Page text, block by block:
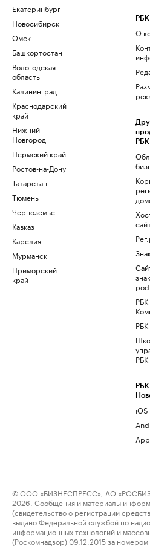
Екатеринбург
Новосибирск
Омск
Башкортостан
Вологодская
область
Калининград
Краснодарский
край
Нижний
Новгород
Пермский край
Ростов-на-Дону
Татарстан
Тюмень
Черноземье
Кавказ
Карелия
Мурманск
Приморский
край
РБК
О
РБК
РБК
РБК
РБК
iOS
© ООО «БИЗНЕСПРЕСС», АО
2026. Сообщения и материалы
(свидетельство о регистрации
выдано Федеральной службой по
информационных технологий и
(Роскомнадзор) 09.12.2015 за